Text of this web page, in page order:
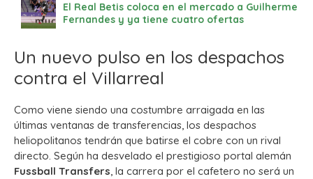
El Real Betis coloca en el mercado a Guilherme
Fernandes y ya tiene cuatro ofertas
Un nuevo pulso en los despachos
contra el Villarreal
Como viene siendo una costumbre arraigada en las
últimas ventanas de transferencias, los despachos
heliopolitanos tendrán que batirse el cobre con un rival
directo. Según ha desvelado el prestigioso portal alemán
Fussball Transfers, la carrera por el cafetero no será un